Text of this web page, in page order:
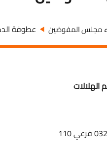
المفوضين عطوفة